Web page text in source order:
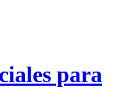
para